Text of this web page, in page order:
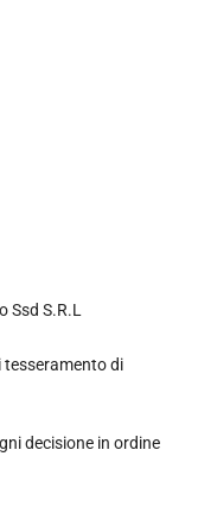
S.R.L
tesseramento di
decisione in ordine